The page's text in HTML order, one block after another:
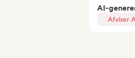
AI-
Afviser